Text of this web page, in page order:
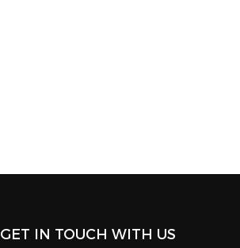
GET IN TOUCH WITH US